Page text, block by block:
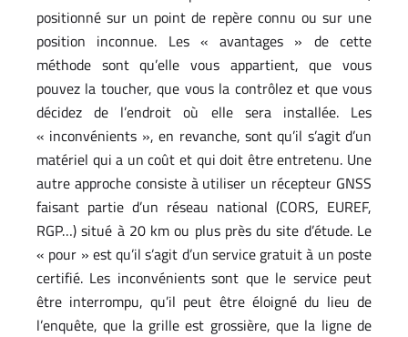
positionné sur un point de repère connu ou sur une
position inconnue. Les « avantages » de cette
méthode sont qu’elle vous appartient, que vous
pouvez la toucher, que vous la contrôlez et que vous
décidez de l’endroit où elle sera installée. Les
« inconvénients », en revanche, sont qu’il s’agit d’un
matériel qui a un coût et qui doit être entretenu. Une
autre approche consiste à utiliser un récepteur GNSS
faisant partie d’un réseau national (CORS, EUREF,
RGP…) situé à 20 km ou plus près du site d’étude. Le
« pour » est qu’il s’agit d’un service gratuit à un poste
certifié. Les inconvénients sont que le service peut
être interrompu, qu’il peut être éloigné du lieu de
l’enquête, que la grille est grossière, que la ligne de